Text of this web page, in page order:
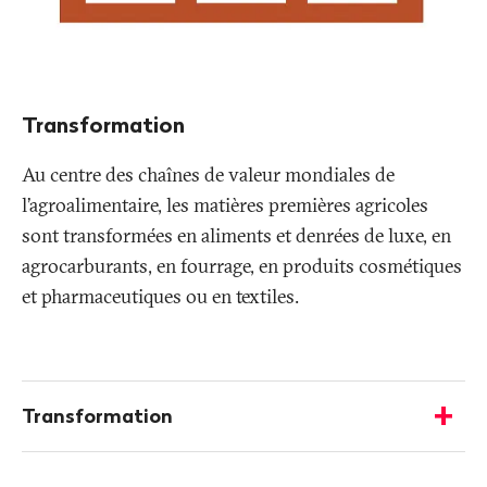
Transformation
Au centre des chaînes de valeur mondiales de
l’agroalimentaire, les matières premières agricoles
sont transformées en aliments et denrées de luxe, en
agrocarburants, en fourrage, en produits cosmétiques
et pharmaceutiques ou en textiles.
d'informations
Transformation
-
Afficher